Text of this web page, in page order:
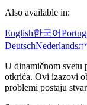
Also available in:
English한국어
DeutschNederlands
U dinamičnom svetu
otkrića. Ovi izazovi
problemi postaju